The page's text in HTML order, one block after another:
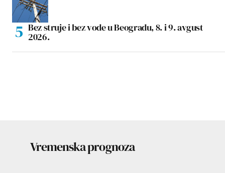
Bez struje i bez vode u Beogradu, 8. i 9. avgust
2026.
Vremenska prognoza